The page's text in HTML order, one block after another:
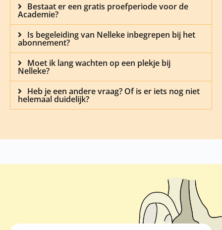
Bestaat er een gratis proefperiode voor de
Academie?
Is begeleiding van Nelleke inbegrepen bij het
abonnement?
Moet ik lang wachten op een plekje bij
Nelleke?
Heb je een andere vraag? Of is er iets nog niet
helemaal duidelijk?